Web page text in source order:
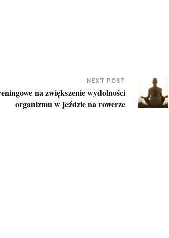
NEXT POST
na zwiększenie wydolności
organizmu w jeździe na rowerze